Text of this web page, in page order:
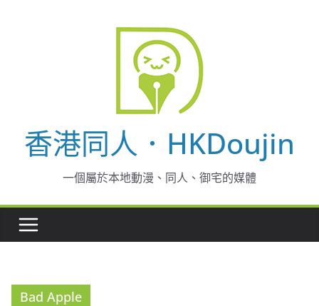
香港同人．HKDoujin
一個屬於本地動漫、同人、御宅的媒體
Bad Apple